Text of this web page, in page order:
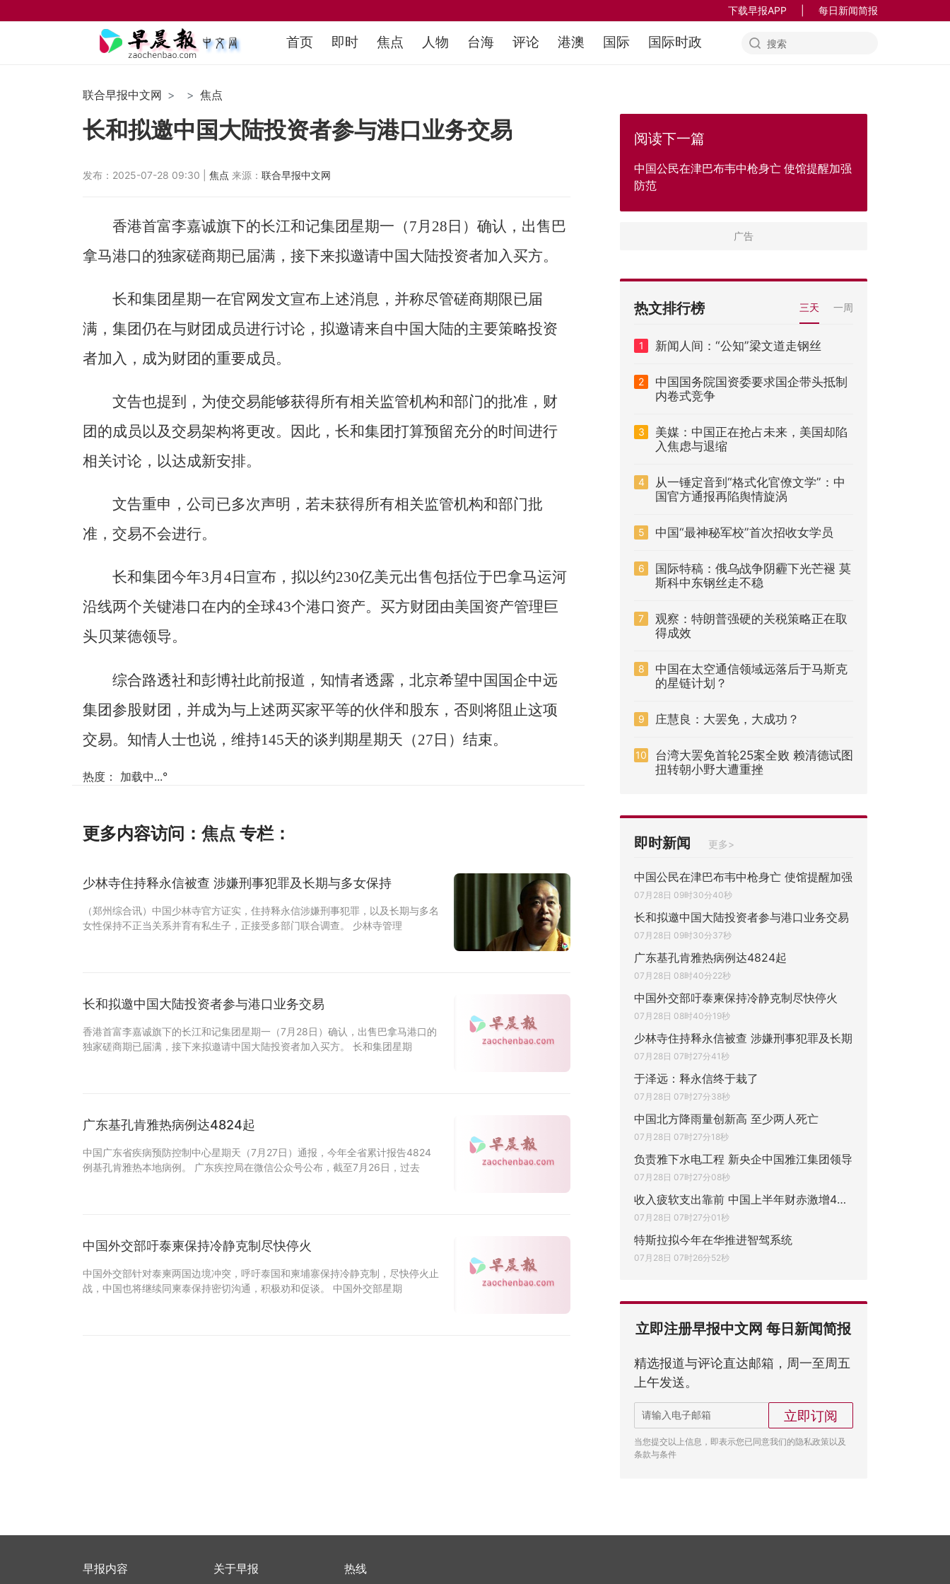
下载早报APP 每日新闻简报
首页 即时 焦点 人物 台海 评论 港澳 国际 国际时政
联合早报中文网 焦点
长和拟邀中国大陆投资者参与港口业务交易
发布：2025-07-28 09:30 | 焦点 来源： 联合早报中文网
香港首富李嘉诚旗下的长江和记集团星期一（7月28日）确认，出售巴
拿马港口的独家磋商期已届满，接下来拟邀请中国大陆投资者加入买方。
长和集团星期一在官网发文宣布上述消息，并称尽管磋商期限已届
满，集团仍在与财团成员进行讨论，拟邀请来自中国大陆的主要策略投资
者加入，成为财团的重要成员。
文告也提到，为使交易能够获得所有相关监管机构和部门的批准，财
团的成员以及交易架构将更改。因此，长和集团打算预留充分的时间进行
相关讨论，以达成新安排。
文告重申，公司已多次声明，若未获得所有相关监管机构和部门批
准，交易不会进行。
长和集团今年3月4日宣布，拟以约230亿美元出售包括位于巴拿马运河
沿线两个关键港口在内的全球43个港口资产。买方财团由美国资产管理巨
头贝莱德领导。
综合路透社和彭博社此前报道，知情者透露，北京希望中国国企中远
集团参股财团，并成为与上述两买家平等的伙伴和股东，否则将阻止这项
交易。知情人士也说，维持145天的谈判期星期天（27日）结束。
热度： 加载中...°
更多内容访问： 焦点 专栏：
少林寺住持释永信被查 涉嫌刑事犯罪及长期与多女保持
（郑州综合讯）中国少林寺官方证实，住持释永信涉嫌刑事犯罪，以及长期与多名
女性保持不正当关系并育有私生子，正接受多部门联合调查。 少林寺管理
长和拟邀中国大陆投资者参与港口业务交易
香港首富李嘉诚旗下的长江和记集团星期一（7月28日）确认，出售巴拿马港口的
独家磋商期已届满，接下来拟邀请中国大陆投资者加入买方。 长和集团星期
广东基孔肯雅热病例达4824起
中国广东省疾病预防控制中心星期天（7月27日）通报，今年全省累计报告4824
例基孔肯雅热本地病例。 广东疾控局在微信公众号公布，截至7月26日，过去
中国外交部吁泰柬保持冷静克制尽快停火
中国外交部针对泰柬两国边境冲突，呼吁泰国和柬埔寨保持冷静克制，尽快停火止
战，中国也将继续同柬泰保持密切沟通，积极劝和促谈。 中国外交部星期
阅读下一篇
中国公民在津巴布韦中枪身亡 使馆提醒加强
防范
热文排行榜 三天 一周
1 新闻人间：“公知”梁文道走钢丝
2
中国国务院国资委要求国企带头抵制
内卷式竞争
3
美媒：中国正在抢占未来，美国却陷
入焦虑与退缩
4
从一锤定音到“格式化官僚文学”：中
国官方通报再陷舆情旋涡
5 中国“最神秘军校”首次招收女学员
6
国际特稿：俄乌战争阴霾下光芒褪 莫
斯科中东钢丝走不稳
7
观察：特朗普强硬的关税策略正在取
得成效
8
中国在太空通信领域远落后于马斯克
的星链计划？
9 庄慧良：大罢免，大成功？
10
台湾大罢免首轮25案全败 赖清德试图
扭转朝小野大遭重挫
即时新闻 更多>
中国公民在津巴布韦中枪身亡 使馆提醒加强
07月28日 09时30分40秒
长和拟邀中国大陆投资者参与港口业务交易
07月28日 09时30分37秒
广东基孔肯雅热病例达4824起
07月28日 08时40分22秒
中国外交部吁泰柬保持冷静克制尽快停火
07月28日 08时40分19秒
少林寺住持释永信被查 涉嫌刑事犯罪及长期
07月28日 07时27分41秒
于泽远：释永信终于栽了
07月28日 07时27分38秒
中国北方降雨量创新高 至少两人死亡
07月28日 07时27分18秒
负责雅下水电工程 新央企中国雅江集团领导
07月28日 07时27分08秒
收入疲软支出靠前 中国上半年财赤激增45%创
07月28日 07时27分01秒
特斯拉拟今年在华推进智驾系统
07月28日 07时26分52秒
立即注册早报中文网 每日新闻简报
精选报道与评论直达邮箱，周一至周五
上午发送。
立即订阅
当您提交以上信息，即表示您已同意我们的隐私政策以及
条款与条件
早报内容 关于早报 热线